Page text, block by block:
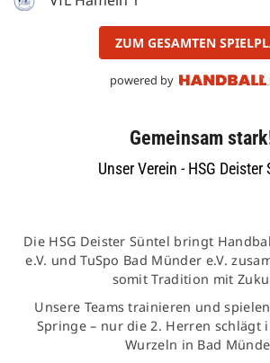
ZUM GESAMTEN
powered by
Gemeinsam
Unser Verein - HSG Deister
Die HSG Deister Süntel bringt
e.V. und TuSpo Bad Münder e.V.
somit Tradition mit
Unsere Teams trainieren und
Springe – nur die 2. Herren schlägt
Wurzeln in Bad